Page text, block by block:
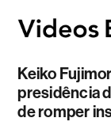
Keiko
presidência
de romper